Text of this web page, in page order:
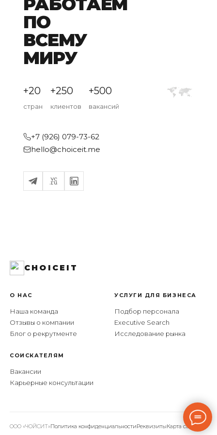
ПО
ВСЕМУ
МИРУ
+20
стран
+250
клиентов
+500
вакансий
+7 (926) 079-73-62
hello@choiceit.me
CHOICEIT
О НАС
Наша команда
Отзывы о компании
Блог о рекрутменте
УСЛУГИ ДЛЯ БИЗНЕСА
Подбор персонала
Executive Search
Исследование рынка
СОИСКАТЕЛЯМ
Вакансии
Карьерные консультации
ООО «ЧОЙСИТ»Политика конфиденциальностиРеквизитыКарта сайта